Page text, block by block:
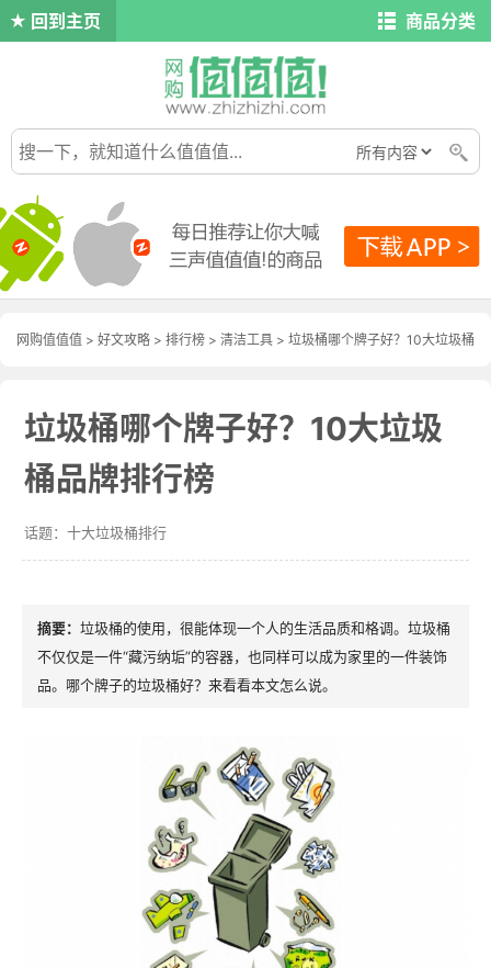
回到主页 商品分类
网购值值值 > 好文攻略 > 排行榜 > 清洁工具 > 垃圾桶哪个牌子好？10大垃圾桶
垃圾桶哪个牌子好？10大垃圾
桶品牌排行榜
十大垃圾桶排行
垃圾桶的使用，很能体现一个人的生活品质和格调。垃圾桶
不仅仅是一件“藏污纳垢”的容器，也同样可以成为家里的一件装饰
品。哪个牌子的垃圾桶好？来看看本文怎么说。